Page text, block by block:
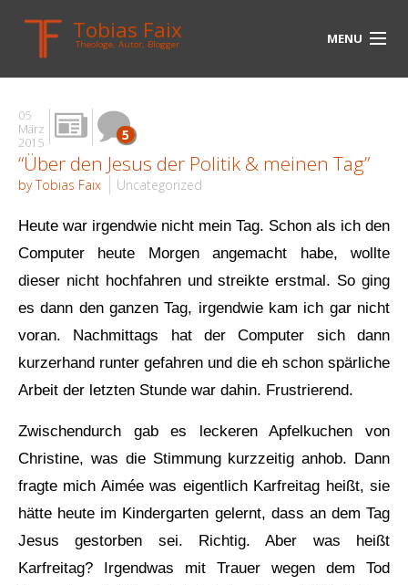
Tobias Faix
Theologe, Autor, Blogger MENU
HOME
BLOG
BIOGRAPHIE
MEDIEN
LINKS
05
März
2015
5
“Über den Jesus der Politik & meinen Tag”
by Tobias Faix Uncategorized
Heute war irgendwie nicht mein Tag. Schon als ich den
Computer heute Morgen angemacht habe, wollte
dieser nicht hochfahren und streikte erstmal. So ging
es dann den ganzen Tag, irgendwie kam ich gar nicht
voran. Nachmittags hat der Computer sich dann
kurzerhand runter gefahren und die eh schon spärliche
Arbeit der letzten Stunde war dahin. Frustrierend.
Zwischendurch gab es leckeren Apfelkuchen von
Christine, was die Stimmung kurzzeitig anhob. Dann
fragte mich Aimée was eigentlich Karfreitag heißt, sie
hätte heute im Kindergarten gelernt, dass an dem Tag
Jesus gestorben sei. Richtig. Aber was heißt
Karfreitag? Irgendwas mit Trauer wegen dem Tod